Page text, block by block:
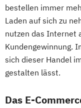
bestellen immer
Laden auf sich zu
nutzen das Internet
Kundengewinnung.
sich dieser Handel
gestalten lässt.
Das E-